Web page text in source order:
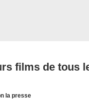
films de tous
la presse